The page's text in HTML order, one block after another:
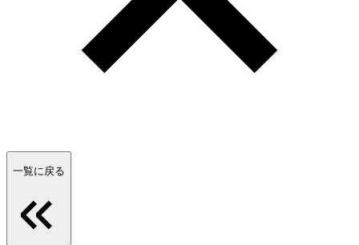
一覧に戻る